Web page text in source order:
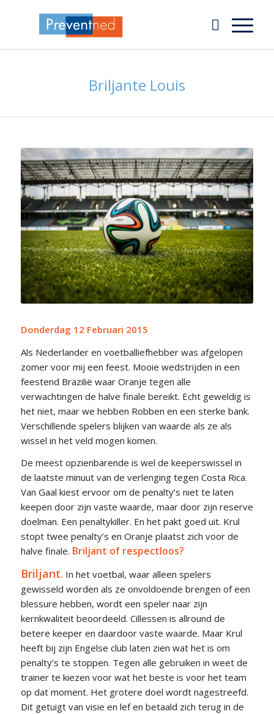
Briljante Louis
Donderdag 12 Februari 2015
Als Nederlander en voetballiefhebber was afgelopen
zomer voor mij een feest. Mooie wedstrijden in een
feestend Brazilië waar Oranje tegen alle
verwachtingen de halve finale bereikt. Echt geweldig is
het niet, maar we hebben Robben en een sterke bank.
Verschillende spelers blijken van waarde als ze als
wissel in het veld mogen komen.
De meest opzienbarende is wel de keeperswissel in
de laatste minuut van de verlenging tegen Costa Rica.
Van Gaal kiest ervoor om de penalty’s niet te laten
keepen door zijn vaste waarde, maar door zijn reserve
doelman. Een penaltykiller. En het pakt goed uit. Krul
stopt twee penalty’s en Oranje plaatst zich voor de
halve finale. Briljant of respectloos?
Briljant. In het voetbal, waar alleen spelers
gewisseld worden als ze onvoldoende brengen of een
blessure hebben, wordt een speler naar zijn
kernkwaliteit beoordeeld. Cillessen is allround de
betere keeper en daardoor vaste waarde. Maar Krul
heeft bij zijn Engelse club laten zien wat het is om
penalty’s te stoppen. Tegen alle gebruiken in weet de
trainer te kiezen voor wat het beste is voor het team
op dat moment. Het grotere doel wordt nagestreefd.
Dit getuigt van visie en lef en betaald zich terug in de